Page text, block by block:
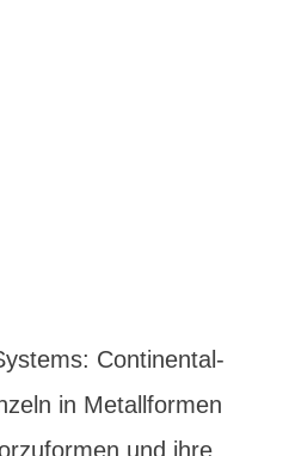
Continental-
in Metallformen
und ihre